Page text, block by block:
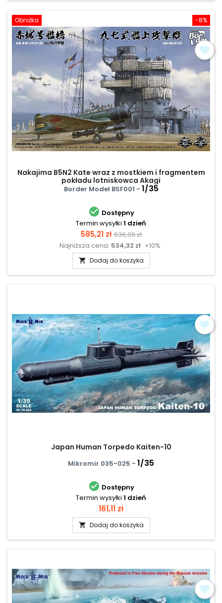
-8%
Obniżka
Nakajima B5N2 Kate wraz z mostkiem i fragmentem
pokładu lotniskowca Akagi
Border Model BSF001 - 1/35
 Dostępny
Termin wysyłki 1 dzień
Cena
585,21 zł Cena
podstawowa
636,09 zł
Najniższa cena: 534,32 zł +10%
 Dodaj do koszyka
Japan Human Torpedo Kaiten-10
Mikromir 035-025 - 1/35
 Dostępny
Termin wysyłki 1 dzień
Cena
161,11 zł
 Dodaj do koszyka